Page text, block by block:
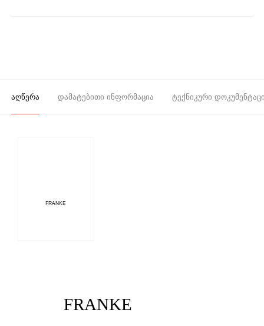
ᲐᲦᲬᲔᲠᲐ ᲓᲐᲛᲐᲢᲔᲑᲘᲗᲘ ᲘᲜᲤᲝᲠᲛᲐᲪᲘᲐ ᲢᲔᲥᲜᲘᲙᲣᲠᲘ
FRANKE
FRANKE